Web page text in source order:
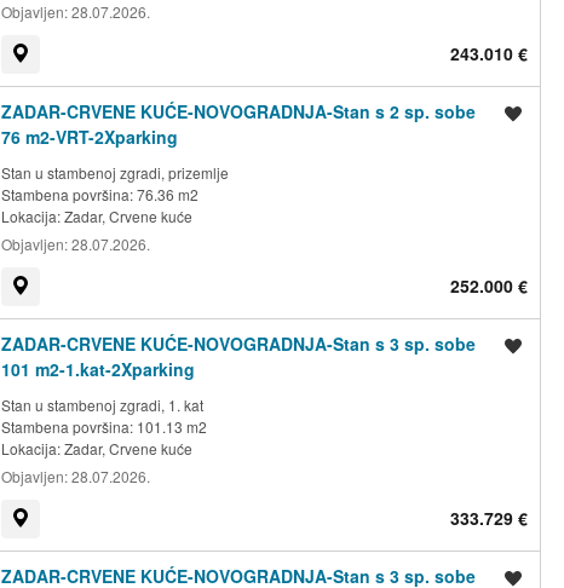
Objavljen:28.07.2026.
243.010 €
ZADAR-CRVENE KUĆE-NOVOGRADNJA-Stan s 2 sp. sobe
76 m2-VRT-2Xparking
Stan u stambenoj zgradi, prizemlje
Stambena površina: 76.36 m2
Lokacija:Zadar, Crvene kuće
Objavljen:28.07.2026.
252.000 €
ZADAR-CRVENE KUĆE-NOVOGRADNJA-Stan s 3 sp. sobe
101 m2-1.kat-2Xparking
Stan u stambenoj zgradi, 1. kat
Stambena površina: 101.13 m2
Lokacija:Zadar, Crvene kuće
Objavljen:28.07.2026.
333.729 €
ZADAR-CRVENE KUĆE-NOVOGRADNJA-Stan s 3 sp. sobe